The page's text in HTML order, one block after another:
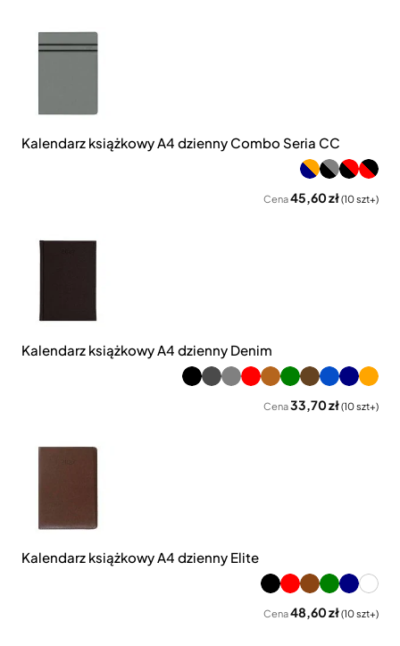
Kalendarz książkowy A4 dzienny Combo Seria CC
Cena45,60 zł(10 szt+)
Kalendarz książkowy A4 dzienny Denim
Cena33,70 zł(10 szt+)
Kalendarz książkowy A4 dzienny Elite
Cena48,60 zł(10 szt+)